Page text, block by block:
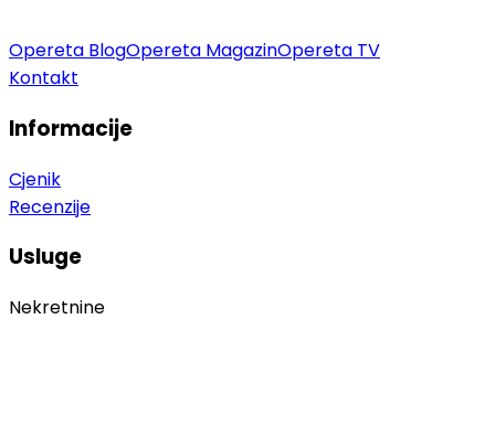
Opereta BlogOpereta MagazinOpereta TV
Kontakt
Informacije
Cjenik
Recenzije
Usluge
Nekretnine